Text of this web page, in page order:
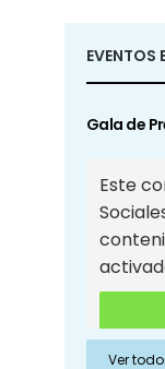
EVENTOS
Gala de
Este
Ver